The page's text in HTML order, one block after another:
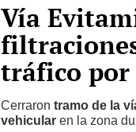
Vía
tráfico
Cerraron tramo de la
vehicular en la zona